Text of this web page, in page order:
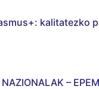
kalitatezko
–